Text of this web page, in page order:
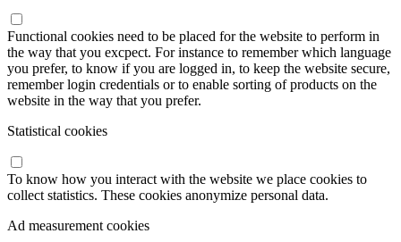
Functional cookies need to be placed for the website to perform in
the way that you excpect. For instance to remember which language
you prefer, to know if you are logged in, to keep the website secure,
remember login credentials or to enable sorting of products on the
website in the way that you prefer.
Statistical cookies
To know how you interact with the website we place cookies to
collect statistics. These cookies anonymize personal data.
Ad measurement cookies